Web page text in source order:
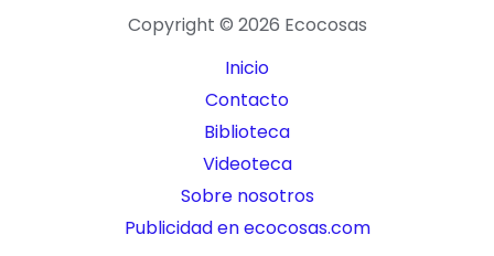
Copyright © 2026 Ecocosas
Inicio
Contacto
Biblioteca
Videoteca
Sobre nosotros
Publicidad en ecocosas.com